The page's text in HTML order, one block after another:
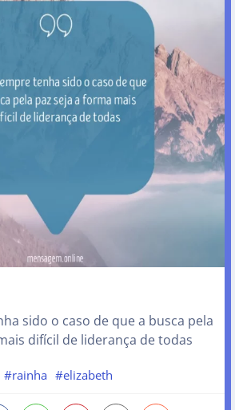
sido o caso de que a busca pela
difícil de liderança de todas
#rainha #elizabeth